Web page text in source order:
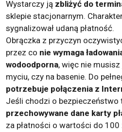
Wystarczy ją zbliżyć do
sklepie stacjonarnym.
sygnalizował udaną płatność.
Obrączka z przyczyn
przez co nie wymaga
wodoodporna, więc nie
myciu, czy na basenie. Do
potrzebuje połączenia z
Jeśli chodzi o bezpieczeństwo
przechowywane dane karty
za płatności o wartości do 100